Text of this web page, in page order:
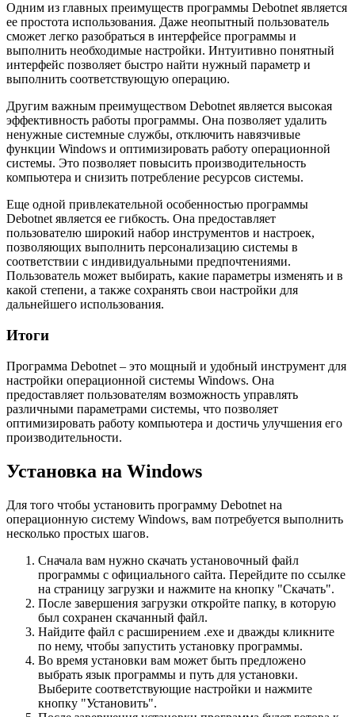
Одним из главных преимуществ программы Debotnet является
ее простота использования. Даже неопытный пользователь
сможет легко разобраться в интерфейсе программы и
выполнить необходимые настройки. Интуитивно понятный
интерфейс позволяет быстро найти нужный параметр и
выполнить соответствующую операцию.
Другим важным преимуществом Debotnet является высокая
эффективность работы программы. Она позволяет удалить
ненужные системные службы, отключить навязчивые
функции Windows и оптимизировать работу операционной
системы. Это позволяет повысить производительность
компьютера и снизить потребление ресурсов системы.
Еще одной привлекательной особенностью программы
Debotnet является ее гибкость. Она предоставляет
пользователю широкий набор инструментов и настроек,
позволяющих выполнить персонализацию системы в
соответствии с индивидуальными предпочтениями.
Пользователь может выбирать, какие параметры изменять и в
какой степени, а также сохранять свои настройки для
дальнейшего использования.
Итоги
Программа Debotnet – это мощный и удобный инструмент для
настройки операционной системы Windows. Она
предоставляет пользователям возможность управлять
различными параметрами системы, что позволяет
оптимизировать работу компьютера и достичь улучшения его
производительности.
Установка на Windows
Для того чтобы установить программу Debotnet на
операционную систему Windows, вам потребуется выполнить
несколько простых шагов.
Сначала вам нужно скачать установочный файл
программы с официального сайта. Перейдите по ссылке
на страницу загрузки и нажмите на кнопку "Скачать".
После завершения загрузки откройте папку, в которую
был сохранен скачанный файл.
Найдите файл с расширением .exe и дважды кликните
по нему, чтобы запустить установку программы.
Во время установки вам может быть предложено
выбрать язык программы и путь для установки.
Выберите соответствующие настройки и нажмите
кнопку "Установить".